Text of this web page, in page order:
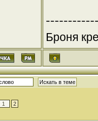
Броня
1 2